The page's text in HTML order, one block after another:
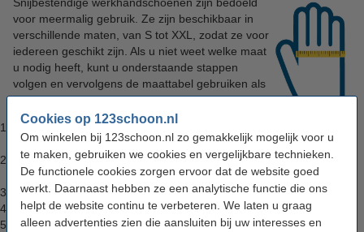
Cookies op 123schoon.nl
Om winkelen bij 123schoon.nl zo gemakkelijk mogelijk voor u
te maken, gebruiken we cookies en vergelijkbare technieken.
De functionele cookies zorgen ervoor dat de website goed
werkt. Daarnaast hebben ze een analytische functie die ons
helpt de website continu te verbeteren. We laten u graag
alleen advertenties zien die aansluiten bij uw interesses en
voor meermalig gebruik. Ze zijn beschikbaar in
verschillende maten, van S tot XXL, zodat ze voor
iedereen geschikt zijn. Als u niet weet welke maat
u nodig heeft, kunt u onderstaande stappen
volgen en vervolgens de maattabel gebruiken als
richtlijn:
Pak een meetlint en steek uw hand uit met de
handpalm naar boven.
Leg het meetlint, ter hoogte van uw knokkels, om uw hand heen.
(gesloten vingers, zonder de duim).
Bekijk de omtrek op het punt waar het meetlint elkaar kruist.
Doe dit bij beide handen.
Bekijk nu in de maattabel welke maat handschoen past bij de